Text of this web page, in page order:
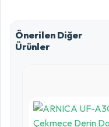
3 Yıldız
0%
1 Yıldız
Önerilen Diğer
Ürünler